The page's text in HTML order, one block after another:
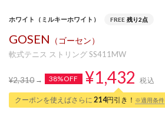
ホワイト（ミルキーホワイト） FREE 残り2点
GOSEN （ゴーセン）
軟式テニス ストリング SS411MW
¥2,310 38%OFF ¥1,432 税込
クーポンを使えばさらに 214円引き！ ※適用条件